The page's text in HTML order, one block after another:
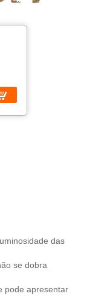
das
se dobra
pode apresentar